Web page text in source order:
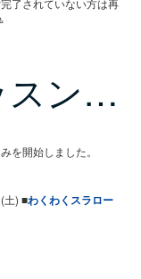
了されていない方は再
スン…
を開始しました。
) ■わくわくスラロー